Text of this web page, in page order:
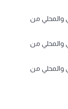
والمحلي من
والمحلي من
والمحلي من